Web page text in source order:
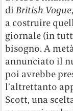
diBritish Vogue
a costruire
giornale (in
bisogno. A
annunciato il
poi avrebbe
l’altrettanto
Scott, una